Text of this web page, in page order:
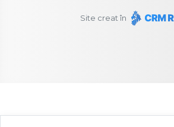
Site creat în